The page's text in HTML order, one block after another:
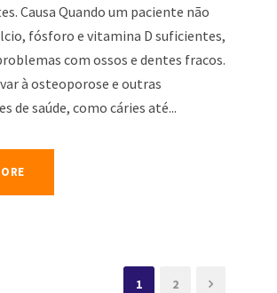
Causa Quando um paciente não
fósforo e vitamina D suficientes,
com ossos e dentes fracos.
à osteoporose e outras
de saúde, como cáries até...
1 2